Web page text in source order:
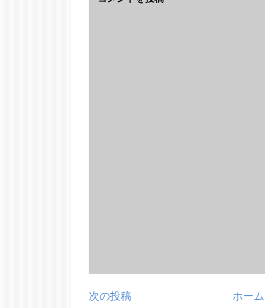
次の投稿 ホーム